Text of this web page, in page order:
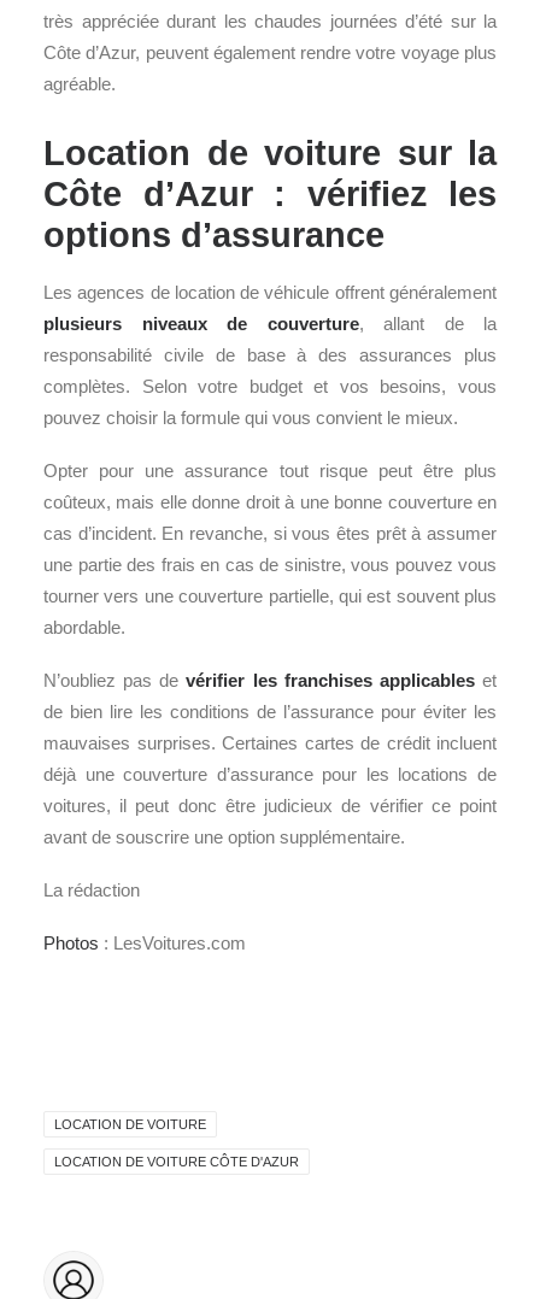
très appréciée durant les chaudes journées d’été sur la
Côte d’Azur, peuvent également rendre votre voyage plus
agréable.
Location de voiture sur la
Côte d’Azur : vérifiez les
options d’assurance
Les agences de location de véhicule offrent généralement
plusieurs niveaux de couverture, allant de la
responsabilité civile de base à des assurances plus
complètes. Selon votre budget et vos besoins, vous
pouvez choisir la formule qui vous convient le mieux.
Opter pour une assurance tout risque peut être plus
coûteux, mais elle donne droit à une bonne couverture en
cas d’incident. En revanche, si vous êtes prêt à assumer
une partie des frais en cas de sinistre, vous pouvez vous
tourner vers une couverture partielle, qui est souvent plus
abordable.
N’oubliez pas devérifier les franchises applicableset
de bien lire les conditions de l’assurance pour éviter les
mauvaises surprises. Certaines cartes de crédit incluent
déjà une couverture d’assurance pour les locations de
voitures, il peut donc être judicieux de vérifier ce point
avant de souscrire une option supplémentaire.
La rédaction
Photos : LesVoitures.com
LOCATION DE VOITURE
LOCATION DE VOITURE CÔTE D'AZUR